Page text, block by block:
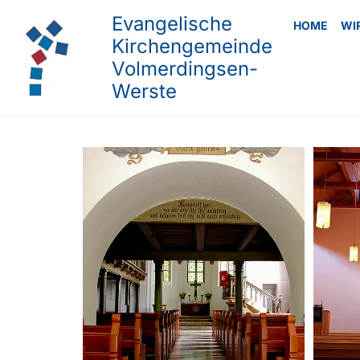
Evangelische
Kirchengemeinde
Volmerdingsen-
Werste
HOME